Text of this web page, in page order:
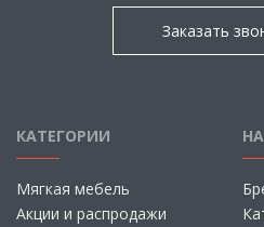
Заказать
КАТЕГОРИИ
Мягкая мебель
Акции и распродажи